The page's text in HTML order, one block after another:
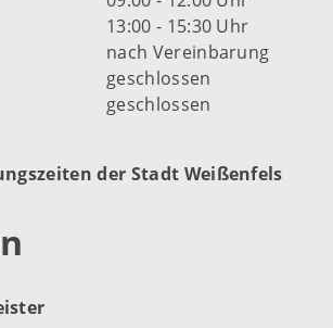
13:00 - 15:30 Uhr
nach Vereinbarung
geschlossen
geschlossen
der Stadt Weißenfels